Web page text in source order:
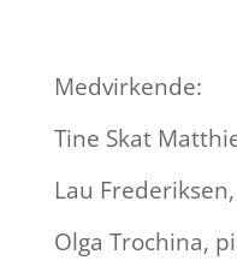
Medvirkende:
Tine Skat
Lau
Olga Trochina,